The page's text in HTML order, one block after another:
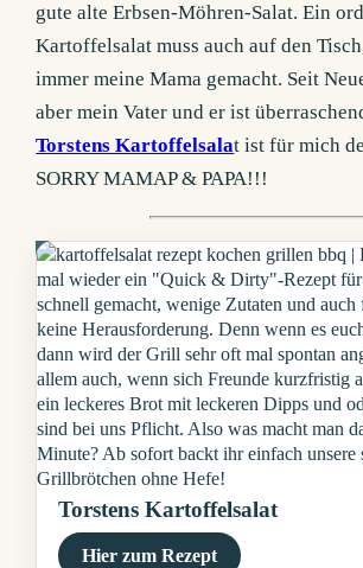
gute alte Erbsen-Möhren-Salat. Ein
Kartoffelsalat muss auch auf den
immer meine Mama gemacht. Seit
aber mein Vater und er ist
Torstens Kartoffelsalat ist für mich
SORRY MAMAP & PAPA!!!
Torstens Kartoffelsalat
Hier zum Rezept